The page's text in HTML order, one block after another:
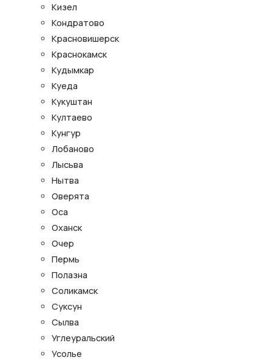
Кизел
Кондратово
Красновишерск
Краснокамск
Кудымкар
Куеда
Кукуштан
Култаево
Кунгур
Лобаново
Лысьва
Нытва
Оверята
Оса
Оханск
Очер
Пермь
Полазна
Соликамск
Суксун
Сылва
Углеуральский
Усолье